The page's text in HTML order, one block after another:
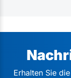
Erhalten Sie